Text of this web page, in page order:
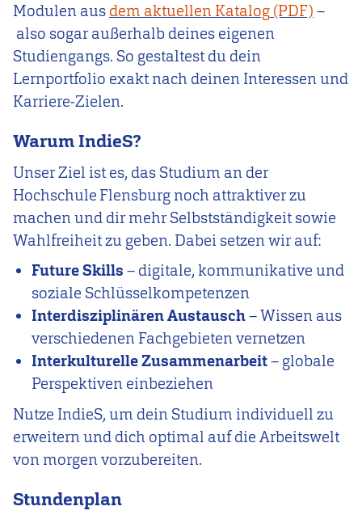
Modulen aus dem aktuellen Katalog
–
also sogar außerhalb deines eigenen
Studiengangs. So gestaltest du dein
Lernportfolio exakt nach deinen Interessen und
Karriere‑Zielen.
Warum IndieS?
Unser Ziel ist es, das Studium an der
Hochschule Flensburg noch attraktiver zu
machen und dir mehr Selbstständigkeit sowie
Wahlfreiheit zu geben. Dabei setzen wir auf:
Future Skills – digitale, kommunikative und
soziale Schlüsselkompetenzen
Interdisziplinären Austausch– Wissen aus
verschiedenen Fachgebieten vernetzen
Interkulturelle Zusammenarbeit– globale
Perspektiven einbeziehen
Nutze IndieS, um dein Studium individuell zu
erweitern und dich optimal auf die Arbeitswelt
von morgen vorzubereiten.
Stundenplan